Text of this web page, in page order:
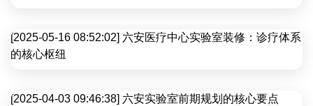
[2025-05-16 08:52:02] 六安医疗中心实验室装修：诊疗体系
的核心枢纽
[2025-04-03 09:46:38] 六安实验室前期规划的核心要点